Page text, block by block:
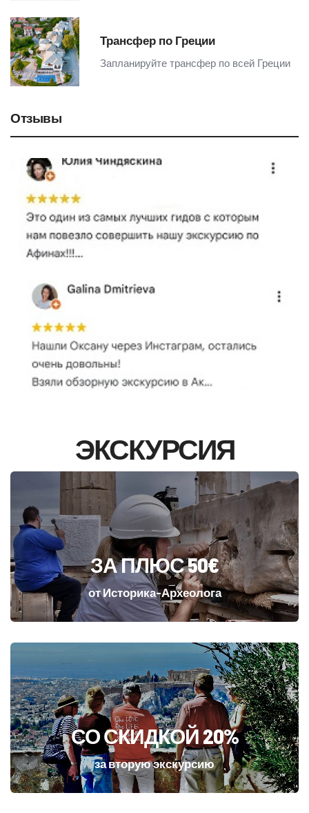
Трансфер по Греции
Запланируйте трансфер по всей Греции
Отзывы
ЭКСКУРСИЯ
ЗА ПЛЮС 50€
от Историка-Археолога
СО СКИДКОЙ 20%
за вторую экскурсию